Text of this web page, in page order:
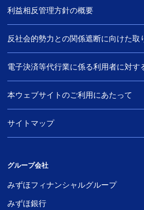
利益相反管理方針の概要
反社会的勢力との関係遮断に向けた取
電子決済等代行業に係る利用者に対す
本ウェブサイトのご利用にあたって
サイトマップ
グループ会社
みずほフィナンシャルグループ
みずほ銀行